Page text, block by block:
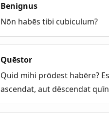
Benignus
Nōn habēs tibi cubiculum?
Quēstor
Quid mihi prōdest habēre?
ascendat, aut dēscendat